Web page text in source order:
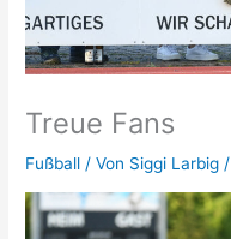
Treue Fans
Fußball / Von Siggi Larbig/